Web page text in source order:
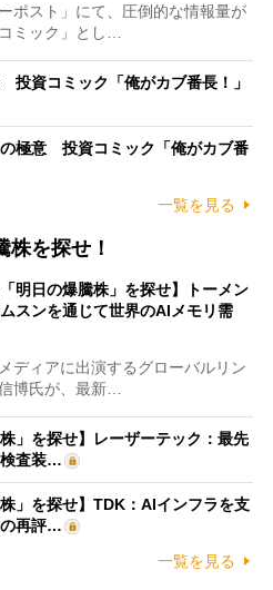
ポスト」にて、圧倒的な情報量が
ミック」とし…
資コミック「俺がカブ番長！」
極意 投資コミック「俺がカブ番
一覧を見る
株を探せ！
「明日の爆騰株」を探せ】トーメン
スンを通じて世界のAIメモリ需
ディアに出演するグローバルリン
博氏が、最新…
」を探せ】レーザーテック：最先
検査装…
」を探せ】TDK：AIインフラを支
再評…
一覧を見る